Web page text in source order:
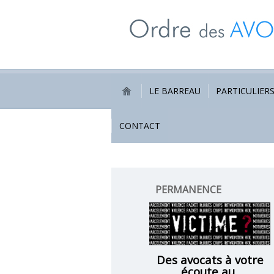
LE BARREAU PARTICULIERS
CONTACT
PERMANENCE
VICTIMES
Des avocats à votre